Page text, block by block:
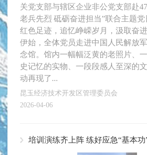
关党支部与辖区企业非公党支部赴
老兵先烈 砥砺奋进担当”联合主题
红色足迹，追忆峥嵘岁月，汲取奋
伊始，全体党员走进中国人民解放
念馆。馆内一幅幅泛黄的老照片、
史记忆的实物、一段段感人至深的
动再现了...
昆玉经济技术开发区管理委员会
2026-04-06
培训演练齐上阵 练好应急“基本功